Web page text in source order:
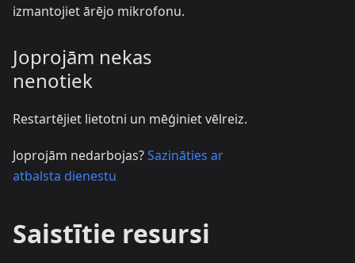
izmantojiet ārējo mikrofonu.
Joprojām nekas
nenotiek
Restartējiet lietotni un mēģiniet vēlreiz.
Joprojām nedarbojas?Sazināties ar
atbalsta dienestu
Saistītie resursi